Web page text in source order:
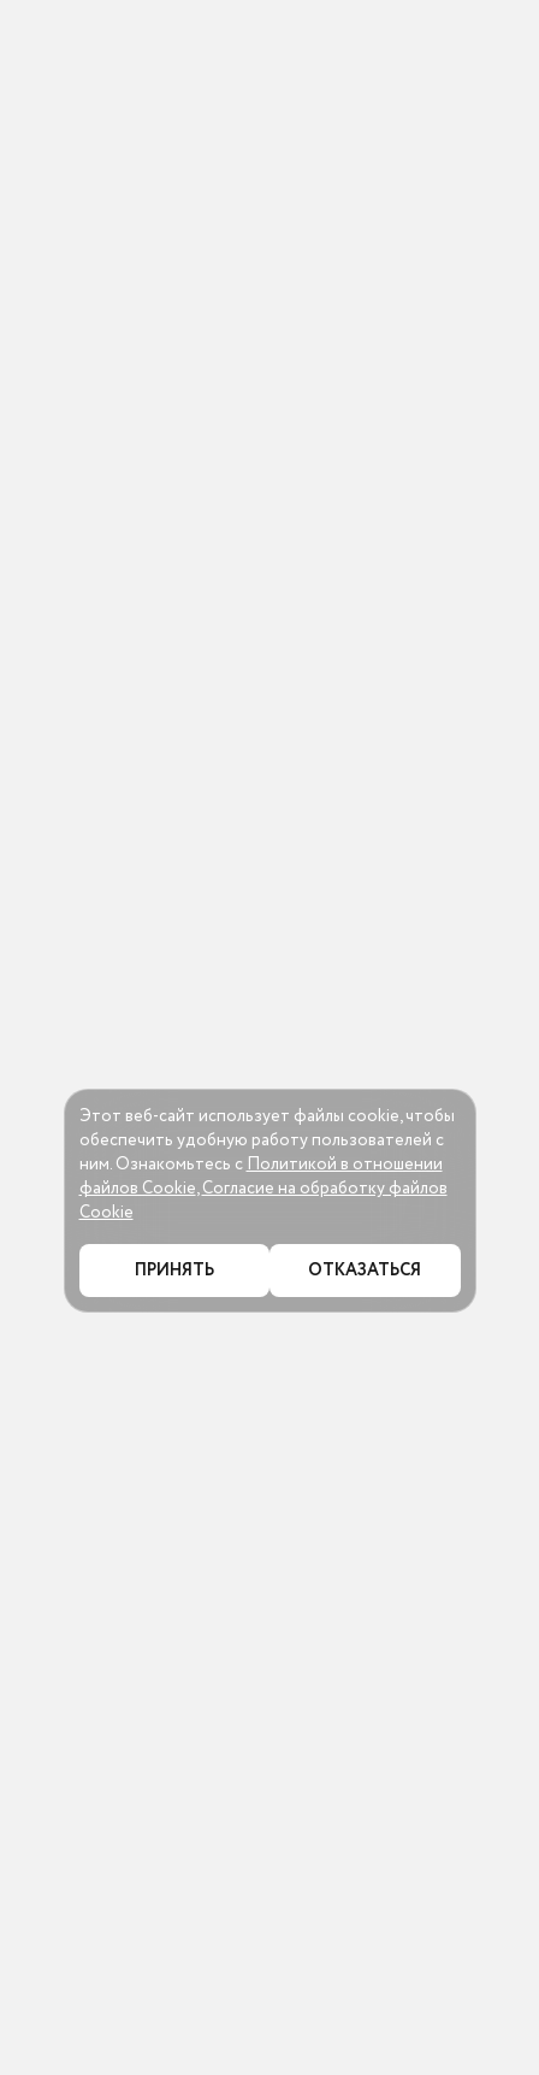
Этот веб-сайт использует файлы cookie, чтобы
обеспечить удобную работу пользователей c
ним. Ознакомьтесь cПолитикой в отношении
файлов Cookie,Согласие на обработку файлов
Cookie
ПРИНЯТЬ ОТКАЗАТЬСЯ